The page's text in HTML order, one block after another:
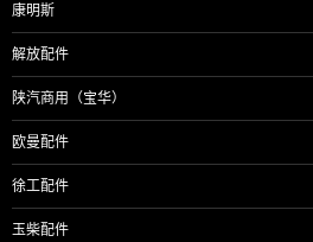
康明斯
解放配件
陕汽商用（宝华）
欧曼配件
徐工配件
玉柴配件